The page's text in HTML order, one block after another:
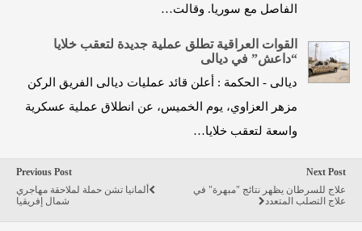
الفاصل مع سوريا. وقالت…
القوات العراقية تطلق عملية جديدة لتعقب خلايا
“داعش” في ديالى
ديالى - الحكمة : أعلن قائد عمليات ديالى الفريق الركن
مزهر العزاوي، يوم الخميس، عن انطلاق عملية عسكرية
واسعة لتعقب خلايا…
Previous Post
ألمانيا تشن حملة لملاحقة مهاجري
شمال إفريقيا
Next Post
علاج للسرطان يظهر نتائج "مبهرة" في
علاج التصلب المتعدد